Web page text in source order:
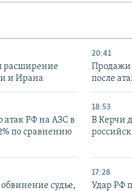
расширение
и Ирана
20:41
Продажи
после
атак РФ на АЗС в
по сравнению
18:53
В Керчи
судье,
17:28
Удар РФ